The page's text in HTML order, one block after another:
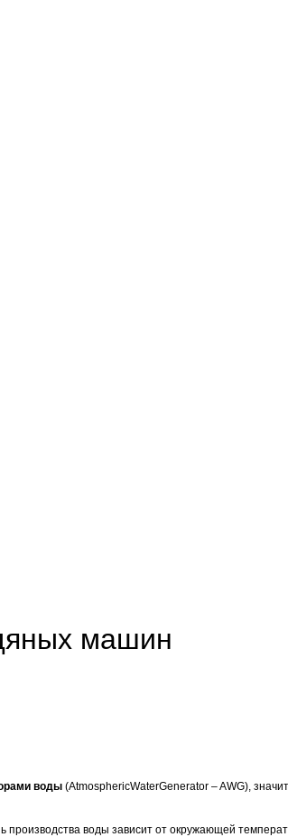
машин
воды (AtmosphericWaterGenerator – AWG),
воды зависит от окружающей